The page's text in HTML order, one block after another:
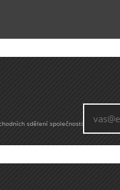
sdělení společnosti